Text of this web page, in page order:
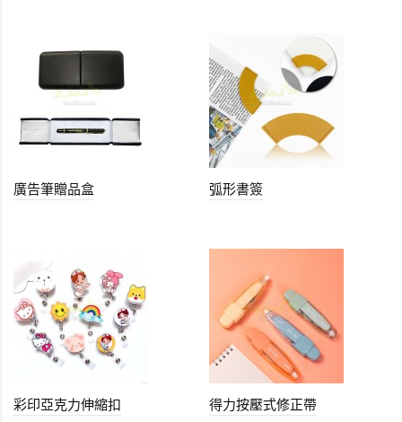
廣告筆贈品盒 弧形書簽
彩印亞克力伸縮扣 得力按壓式修正帶